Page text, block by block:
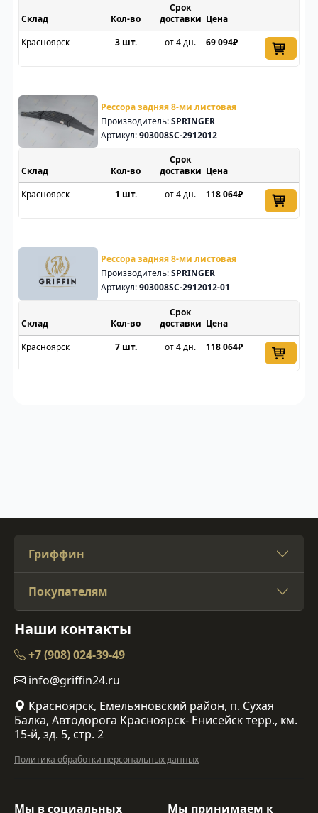
Склад
Срок
доставки Цена
Красноярск
3 шт. от 4 дн. 69 094₽
Рессора задняя 8-ми листовая
Производитель:SPRINGER
Артикул:903008SC-2912012
Склад
Срок
доставки Цена
Красноярск
1 шт. от 4 дн. 118 064₽
Рессора задняя 8-ми листовая
Производитель:SPRINGER
Артикул:903008SC-2912012-01
Склад
Срок
доставки Цена
Красноярск
7 шт. от 4 дн. 118 064₽
Гриффин
Покупателям
Наши контакты
+7 (908) 024-39-49
info@griffin24.ru
Красноярск, Емельяновский район, п. Сухая
Балка, Автодорога Красноярск- Енисейск терр., км.
15-й, зд. 5, стр. 2
Политика обработки персональных данных
Мы в социальных Мы принимаем к